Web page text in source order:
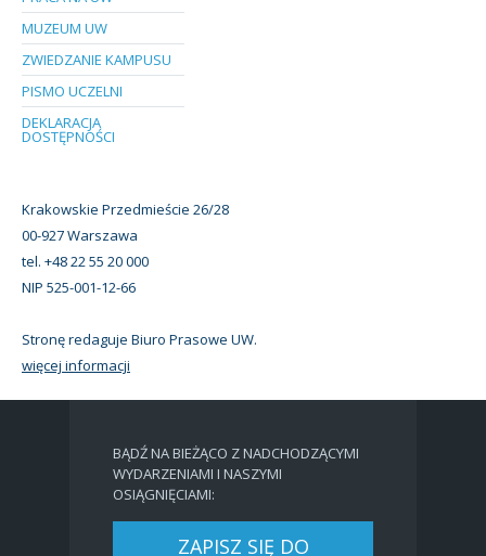
MUZEUM UW
ZWIEDZANIE KAMPUSU
PISMO UCZELNI
DEKLARACJA
DOSTĘPNOŚCI
Krakowskie Przedmieście 26/28
00-927 Warszawa
tel. +48 22 55 20 000
NIP 525-001-12-66
Stronę redaguje Biuro Prasowe UW.
więcej informacji
BĄDŹ NA BIEŻĄCO Z NADCHODZĄCYMI
WYDARZENIAMI I NASZYMI
OSIĄGNIĘCIAMI:
ZAPISZ SIĘ DO